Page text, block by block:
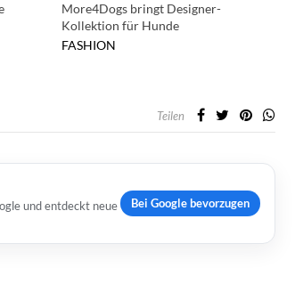
More4Dogs bringt Designer-
Kollektion für Hunde
FASHION
Teilen
und entdeckt neue
Bei Google bevorzugen